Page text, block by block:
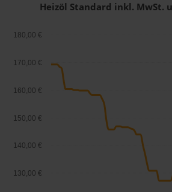
Heizöl Standard inkl. MwSt.
130,00 €
140,00 €
150,00 €
160,00 €
170,00 €
180,00 €